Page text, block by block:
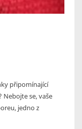
připomínající
Nebojte se, vaše
jedno z